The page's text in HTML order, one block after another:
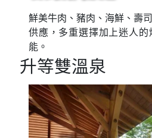
鮮美牛肉、豬肉、海鮮、壽
供應，多重選擇加上迷人
能。
升等雙溫泉